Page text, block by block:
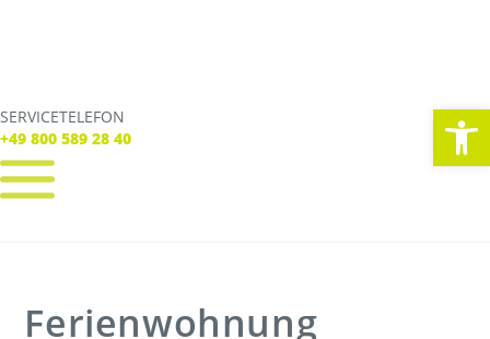
SERVICETELEFON
+49 800 589 28 40
SERVICE TELEFON
+49 800 589 28 40
Tickets
Freizeit
Ferienwohnung